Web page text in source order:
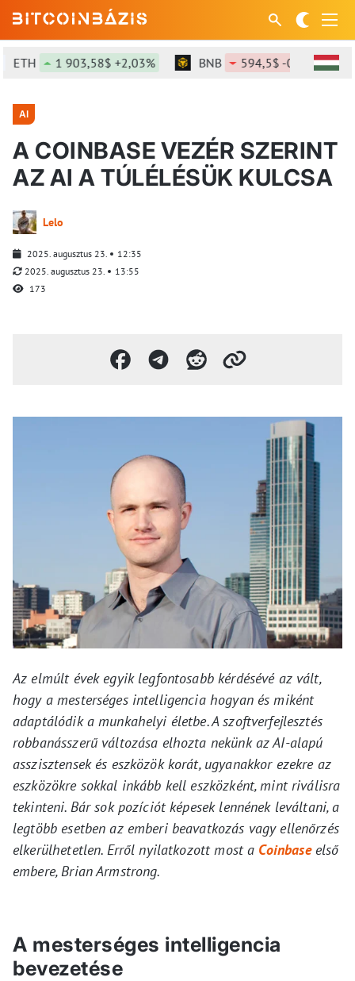
1 903,58$ +2,03% BNB 594,5$ -0,65%
AI
A COINBASE VEZÉR SZERINT
AZ AI A TÚLÉLÉSÜK KULCSA
Lelo
2025. augusztus 23.
12:35
2025. augusztus 23.
13:55
173
Az elmúlt évek egyik legfontosabb kérdésévé az vált,
hogy a mesterséges intelligencia hogyan és miként
adaptálódik a munkahelyi életbe. A szoftverfejlesztés
robbanásszerű változása elhozta nekünk az AI-alapú
asszisztensek és eszközök korát, ugyanakkor ezekre az
eszközökre sokkal inkább kell eszközként, mint riválisra
tekinteni. Bár sok pozíciót képesek lennének leváltani, a
legtöbb esetben az emberi beavatkozás vagy ellenőrzés
elkerülhetetlen. Erről nyilatkozott most a Coinbaseelső
embere, Brian Armstrong.
A mesterséges intelligencia
bevezetése